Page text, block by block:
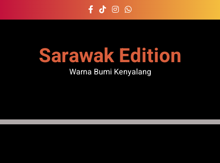
to
Sarawak Edition
Warna Bumi Kenyalang